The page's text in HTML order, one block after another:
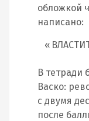
обложкой
написано:
В тетради
Васко:
с двумя
после